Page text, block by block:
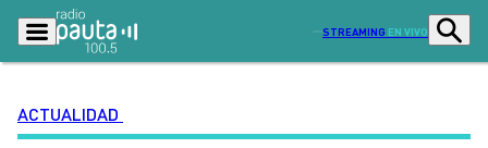
STREAMING EN VIVO
ACTUALIDAD